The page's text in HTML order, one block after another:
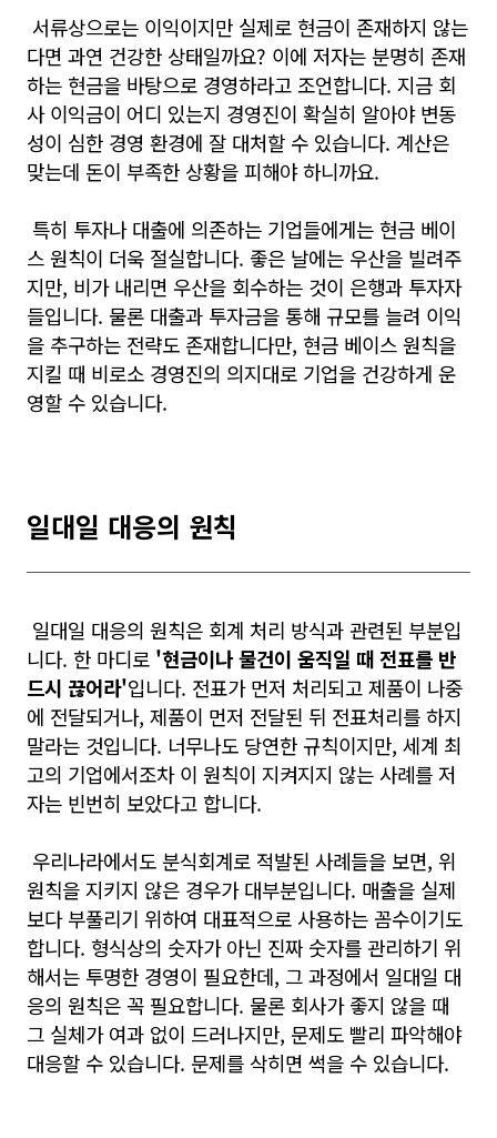
서류상으로는 이익이지만 실제로 현금이 존재하지 않는
다면 과연 건강한 상태일까요? 이에 저자는 분명히 존재
하는 현금을 바탕으로 경영하라고 조언합니다. 지금 회
사 이익금이 어디 있는지 경영진이 확실히 알아야 변동
성이 심한 경영 환경에 잘 대처할 수 있습니다. 계산은
맞는데 돈이 부족한 상황을 피해야 하니까요.
특히 투자나 대출에 의존하는 기업들에게는 현금 베이
스 원칙이 더욱 절실합니다. 좋은 날에는 우산을 빌려주
지만, 비가 내리면 우산을 회수하는 것이 은행과 투자자
들입니다. 물론 대출과 투자금을 통해 규모를 늘려 이익
을 추구하는 전략도 존재합니다만, 현금 베이스 원칙을
지킬 때 비로소 경영진의 의지대로 기업을 건강하게 운
영할 수 있습니다.
일대일 대응의 원칙
일대일 대응의 원칙은 회계 처리 방식과 관련된 부분입
니다. 한 마디로 '현금이나 물건이 움직일 때 전표를 반
드시 끊어라'입니다. 전표가 먼저 처리되고 제품이 나중
에 전달되거나, 제품이 먼저 전달된 뒤 전표처리를 하지
말라는 것입니다. 너무나도 당연한 규칙이지만, 세계 최
고의 기업에서조차 이 원칙이 지켜지지 않는 사례를 저
자는 빈번히 보았다고 합니다.
우리나라에서도 분식회계로 적발된 사례들을 보면, 위
원칙을 지키지 않은 경우가 대부분입니다. 매출을 실제
보다 부풀리기 위하여 대표적으로 사용하는 꼼수이기도
합니다. 형식상의 숫자가 아닌 진짜 숫자를 관리하기 위
해서는 투명한 경영이 필요한데, 그 과정에서 일대일 대
응의 원칙은 꼭 필요합니다. 물론 회사가 좋지 않을 때
그 실체가 여과 없이 드러나지만, 문제도 빨리 파악해야
대응할 수 있습니다. 문제를 삭히면 썩을 수 있습니다.